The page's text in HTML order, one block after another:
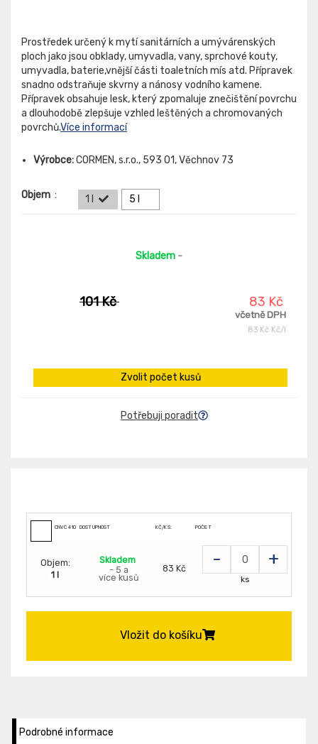
Prostředek určený k mytí sanitárních a umývárenských
ploch jako jsou obklady, umyvadla, vany, sprchové kouty,
umyvadla, baterie,vnější části toaletních mís atd. Přípravek
snadno odstraňuje skvrny a nánosy vodního kamene.
Přípravek obsahuje lesk, který zpomaluje znečištění povrchu
a dlouhodobě zlepšuje vzhled leštěných a chromovaných
povrchů.Více informací
Výrobce:CORMEN, s.r.o., 593 01, Věchnov 73
Objem : 1 l 5 l
Skladem -
101 Kč 83 Kč
včetně DPH
83 Kč Kč/l
Zvolit počet kusů
Potřebuji poradit
CNVC410010095DOSTUPNOST KČ/KS: POČET
Objem:
1 l
Skladem
- 5 a
více kusů
83 Kč - +
ks
Vložit do košíku
Podrobné informace